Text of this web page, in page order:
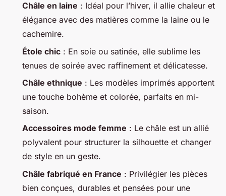
Châle en laine : Idéal pour l’hiver, il allie chaleur et
élégance avec des matières comme la laine ou le
cachemire.
Étole chic : En soie ou satinée, elle sublime les
tenues de soirée avec raffinement et délicatesse.
Châle ethnique : Les modèles imprimés apportent
une touche bohème et colorée, parfaits en mi-
saison.
Accessoires mode femme : Le châle est un allié
polyvalent pour structurer la silhouette et changer
de style en un geste.
Châle fabriqué en France : Privilégier les pièces
bien conçues, durables et pensées pour une